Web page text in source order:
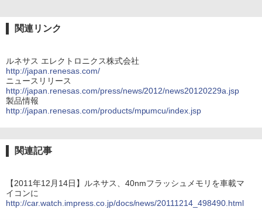
関連リンク
ルネサス エレクトロニクス株式会社
http://japan.renesas.com/
ニュースリリース
http://japan.renesas.com/press/news/2012/news20120229a.jsp
製品情報
http://japan.renesas.com/products/mpumcu/index.jsp
関連記事
【2011年12月14日】ルネサス、40nmフラッシュメモリを車載マ
イコンに
http://car.watch.impress.co.jp/docs/news/20111214_498490.html